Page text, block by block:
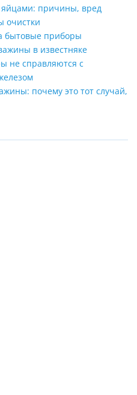
яйцами: причины, вред
очистки
бытовые приборы
в известняке
не справляются с
почему это тот случай,